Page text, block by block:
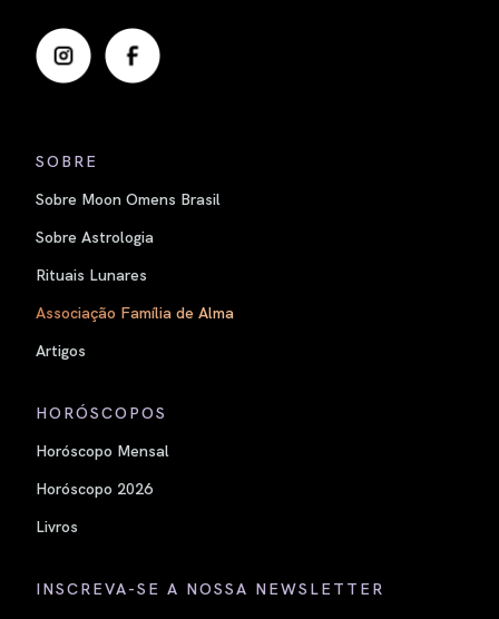
SOBRE
Sobre Moon Omens Brasil
Sobre Astrologia
Rituais Lunares
Associação Família de Alma
Artigos
HORÓSCOPOS
Horóscopo Mensal
Horóscopo 2026
Livros
INSCREVA-SE A NOSSA NEWSLETTER